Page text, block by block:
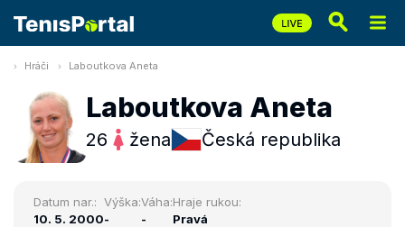
Hráči Laboutkova Aneta
Laboutkova Aneta
26 žena Česká republika
Datum nar.:
10. 5. 2000
Výška:
-
Váha:
-
Hraje rukou:
Pravá